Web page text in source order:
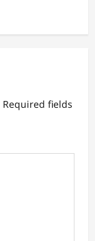
Required fields